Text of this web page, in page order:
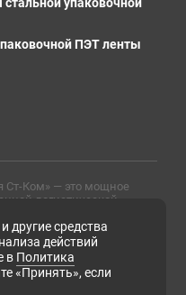
упаковочной
ПЭТ ленты
Ст-Ком» — это мощное
логистической
Предлагаем
типов и размеров с
и СНГ
1169658133171
другие средства
действий
в Политика
«Принять», если